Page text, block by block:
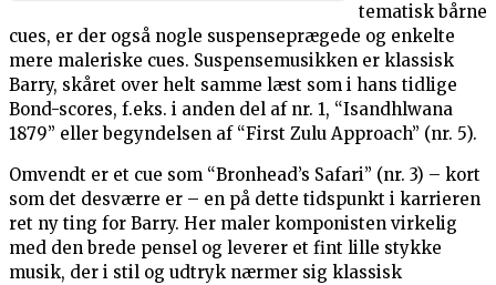
tematisk bårne
cues, er der også nogle suspenseprægede og enkelte
mere maleriske cues. Suspensemusikken er klassisk
Barry, skåret over helt samme læst som i hans tidlige
Bond-scores, f.eks. i anden del af nr. 1, “Isandhlwana
1879” eller begyndelsen af “First Zulu Approach” (nr. 5).
Omvendt er et cue som “Bronhead’s Safari” (nr. 3) – kort
som det desværre er – en på dette tidspunkt i karrieren
ret ny ting for Barry. Her maler komponisten virkelig
med den brede pensel og leverer et fint lille stykke
musik, der i stil og udtryk nærmer sig klassisk